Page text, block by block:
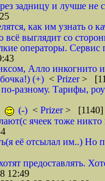
задницу и лучше не
как им узнать о
всё выглядит со
операторы.
Алло инкогнито
(+) < Prizer>
по-разному. Тарифы,
(-) < Prizer> [1140]
ячеек тоже
её отсылал им..)
предоставлять.
12:49